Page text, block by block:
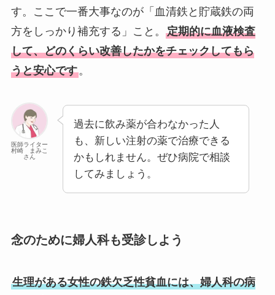
す。ここで一番大事なのが「血清鉄と貯蔵鉄の両
方をしっかり補充する」こと。 定期的に血液検査
して、どのくらい改善したかをチェックしてもら
うと安心です。
医師ライター
村崎 まみこ
さん
過去に飲み薬が合わなかった人
も、新しい注射の薬で治療できる
かもしれません。ぜひ病院で相談
してみましょう。
念のために婦人科も受診しよう
生理がある女性の鉄欠乏性貧血には、婦人科の病